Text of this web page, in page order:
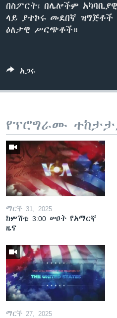
በስፖርት፣ በሌሎችም
ላይ ያተኮሩ መደበኛ ዝግጅቶች
ዕለታዊ ሥርጭቶች።
አጋሩ
የፕሮግራሙ
ማርች 31, 2025
ከምሽቱ 3:00 ሠዐት የአማርኛ
ዜና
ማርች 27, 2025